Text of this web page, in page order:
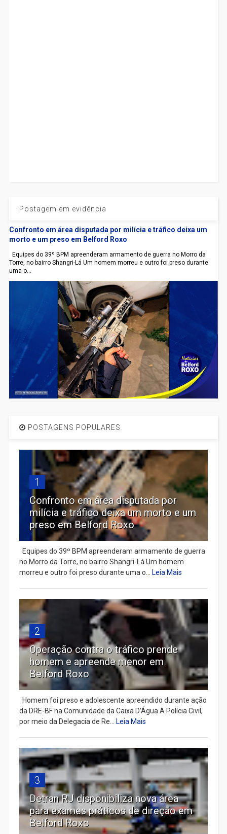
Postagem em evidência
Confronto em área disputada por milícia e tráfico deixa um
morto e um preso em Belford Roxo
Equipes do 39º BPM apreenderam armamento de guerra no Morro da
Torre, no bairro Shangri-Lá Um homem morreu e outro foi preso durante
uma o...
POSTAGENS POPULARES
1
Confronto em área disputada por
milícia e tráfico deixa um morto e um
preso em Belford Roxo
Equipes do 39º BPM apreenderam armamento de guerra
no Morro da Torre, no bairro Shangri-Lá Um homem
morreu e outro foi preso durante uma o...
Leia Mais
2
Operação contra o tráfico prende
homem e apreende menor em
Belford Roxo
Homem foi preso e adolescente apreendido durante ação
da DRE-BF na Comunidade da Caixa D’Água A Polícia Civil,
por meio da Delegacia de Re...
Leia Mais
3
Detran RJ disponibiliza nova área
para exames práticos de direção em
Belford Roxo